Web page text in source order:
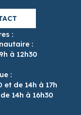
:
:
à 12h30
:
et de 14h à 17h
14h à 16h30